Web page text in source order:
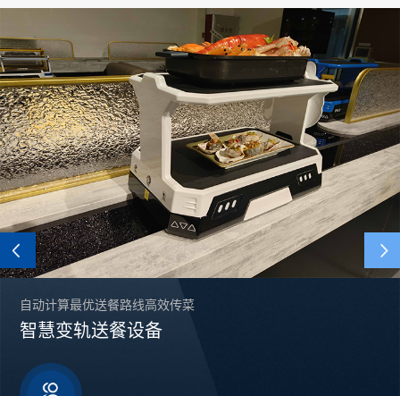
Previous
自动计算最优送餐路线高效传菜
智慧变轨送餐设备